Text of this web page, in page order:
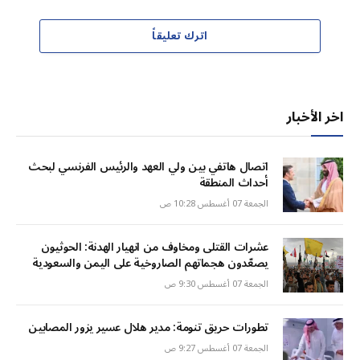
اترك تعليقاً
اخر الأخبار
اتصال هاتفي بين ولي العهد والرئيس الفرنسي لبحث
أحداث المنطقة
الجمعة 07 أغسطس 10:28 ص
عشرات القتلى ومخاوف من انهيار الهدنة: الحوثيون
يصعّدون هجماتهم الصاروخية على اليمن والسعودية
الجمعة 07 أغسطس 9:30 ص
تطورات حريق تنومة: مدير هلال عسير يزور المصابين
الجمعة 07 أغسطس 9:27 ص